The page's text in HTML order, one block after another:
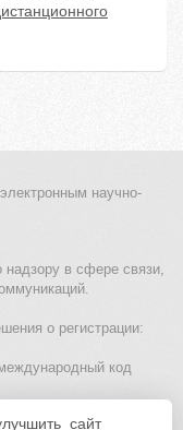
научно-
надзору в сфере связи,
о регистрации:
код
для детей
сайт